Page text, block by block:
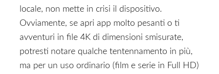
locale, non mette in crisi il dispositivo.
Ovviamente, se apri app molto pesanti o ti
avventuri in file 4K di dimensioni smisurate,
potresti notare qualche tentennamento in più,
ma per un uso ordinario (film e serie in Full HD)